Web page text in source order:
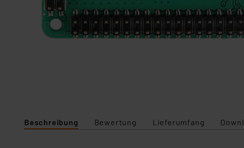
Beschreibung Bewertung Lieferumfang